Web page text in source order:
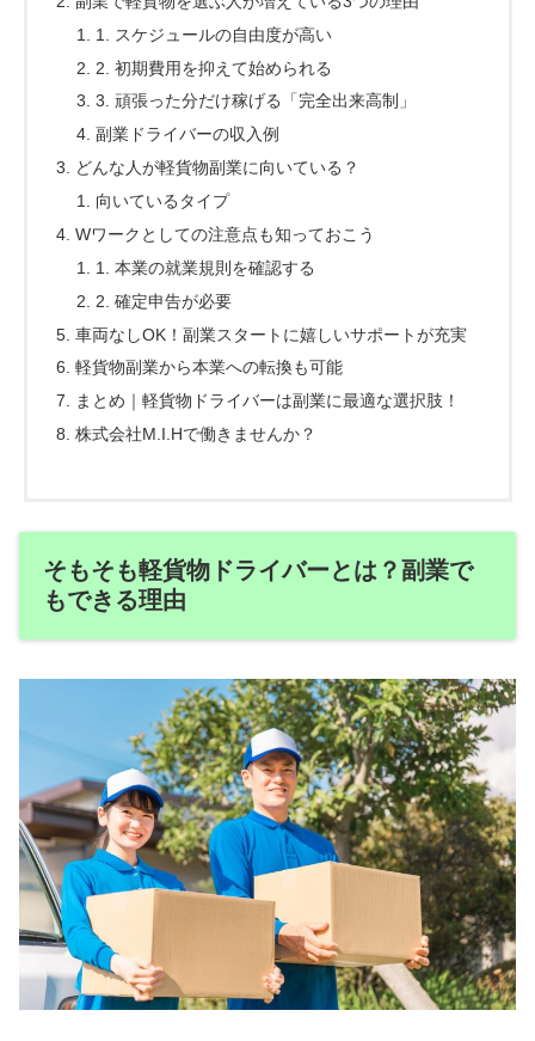
1. スケジュールの自由度が高い
2. 初期費用を抑えて始められる
3. 頑張った分だけ稼げる「完全出来高制」
副業ドライバーの収入例
どんな人が軽貨物副業に向いている？
向いているタイプ
Wワークとしての注意点も知っておこう
1. 本業の就業規則を確認する
2. 確定申告が必要
車両なしOK！副業スタートに嬉しいサポートが充実
軽貨物副業から本業への転換も可能
まとめ｜軽貨物ドライバーは副業に最適な選択肢！
株式会社M.I.Hで働きませんか？
そもそも軽貨物ドライバーとは？副業で
もできる理由